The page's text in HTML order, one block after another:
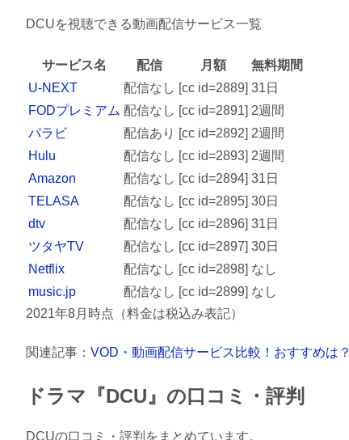
DCUを視聴できる動画配信サービス一覧
サービス名 配信 月額
無料期間
U-NEXT
配信なし [cc id=2889] 31日
FODプレミアム 配信なし [cc id=2891] 2週間
パラビ
配信あり [cc id=2892] 2週間
Hulu
配信なし [cc id=2893] 2週間
Amazon
配信なし [cc id=2894] 31日
TELASA
配信なし [cc id=2895] 30日
dtv
配信なし [cc id=2896] 31日
ツタヤTV
配信なし [cc id=2897] 30日
Netflix
配信なし [cc id=2898] なし
music.jp
配信なし [cc id=2899] なし
2021年8月時点（料金は税込み表記）
関連記事： VOD・動画配信サービス比較！おすすめは？
ドラマ『DCU』の口コミ・評判
DCUの口コミ・評判をまとめています。